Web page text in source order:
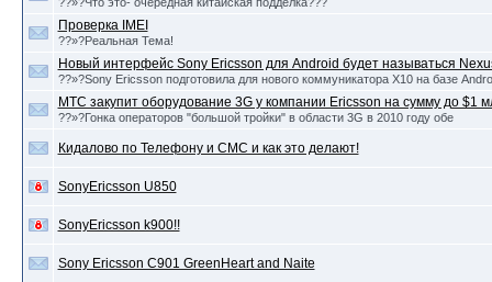
Проверка IMEI
??»?Реальная Тема!
Новый интерфейс Sony Ericsson для Android будет называться
??»?Sony Ericsson подготовила для нового коммуникатора X10 на базе
МТС закупит оборудование 3G у компании Ericsson на сумму до $1
??»?Гонка операторов "большой тройки" в области 3G в 2010 году обе
Кидалово по Телефону и СМС и как это делают!
SonyEricsson U850
SonyEricsson k900!!
Sony Ericsson C901 GreenHeart and Naite